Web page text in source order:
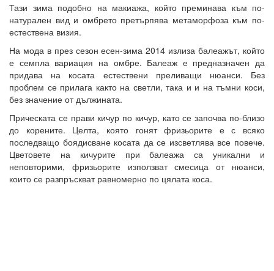
Тази зима подобно на макиажа, който преминава към по-
натурален вид и омбрето претърпява метаморфоза към по-
естествена визия.
На мода в през сезон есен-зима 2014 излиза балеажът, който
е семпла вариация на омбре. Балеаж е предназначен да
придава на косата естествени преливащи нюанси. Без
проблем се прилага както на светли, така и и на тъмни коси,
без значение от дължината.
Прическата се прави кичур по кичур, като се започва по-близо
до корените. Целта, която гонят фризьорите е с всяко
последващо боядисване косата да се изсветлява все повече.
Цветовете на кичурите при балеажа са уникални и
неповторими, фризьорите използват смесица от нюанси,
които се разпръскват равномерно по цялата коса.